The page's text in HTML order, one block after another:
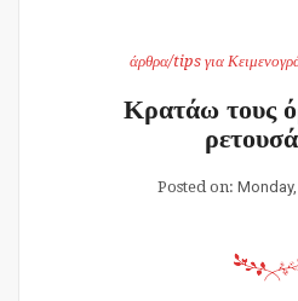
άρθρα/tips για
Κρατάω τους
Posted on: